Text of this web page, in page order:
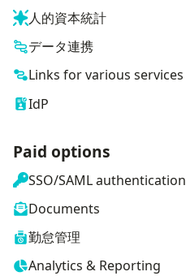
人的資本統計
データ連携
Links for various services
IdP
Paid options
SSO/SAML authentication
Documents
勤怠管理
Analytics & Reporting